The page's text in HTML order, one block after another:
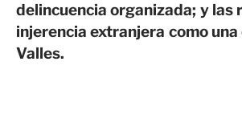
delincuencia organizada; y
injerencia extranjera como
Valles.